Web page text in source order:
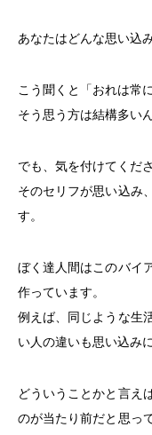
あなたはどんな思い込
こう聞くと「おれは常
そう思う方は結構多い
でも、気を付けてくださ
そのセリフが思い込み
す。
ぼく達人間はこのバイ
作っています。
例えば、同じような生
い人の違いも思い込み
どういうことかと言え
のが当たり前だと思っ